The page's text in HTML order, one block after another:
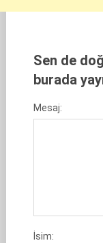
Sen de
burada
Mesaj:
İsim: